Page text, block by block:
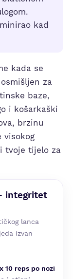
kad
kada se
za
baze,
i košarkaški
brzinu
visokog
tvoje tijelo za
integritet
lanca
izvan
10 reps po nozi